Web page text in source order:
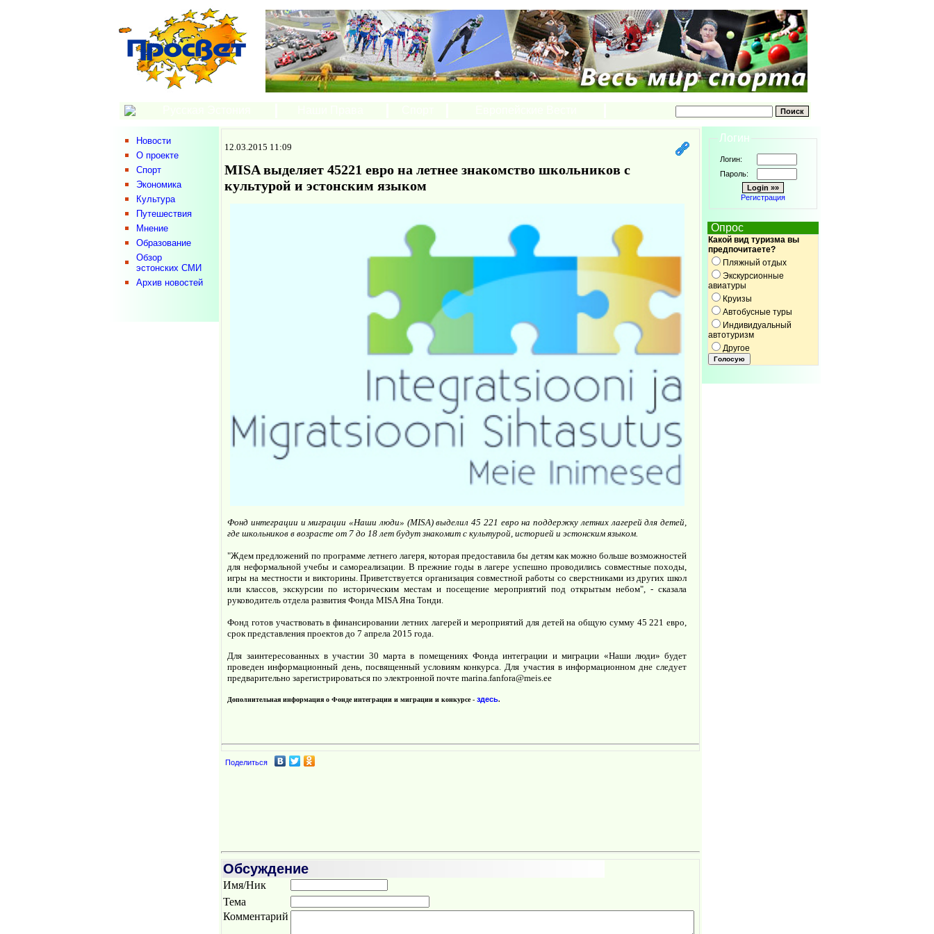
Новости
О проекте
Спорт
Экономика
Культура
Путешествия
Мнение
Образование
Обзор
эстонских СМИ
Архив новостей
12.03.2015 11:09
MISA выделяет 45221 евро на летнее знакомство школьников с
культурой и эстонским языком
Фонд интеграции и миграции «Наши люди» (MISA) выделил 45 221 евро на поддержку летних лагерей для детей,
где школьников в возрасте от 7 до 18 лет будут знакомит с культурой, историей и эстонским языком.
"Ждем предложений по программе летнего лагеря, которая предоставила бы детям как можно больше возможностей
для неформальной учебы и самореализации. В прежние годы в лагере успешно проводились совместные походы,
игры на местности и викторины. Приветствуется организация совместной работы со сверстниками из других школ
или классов, экскурсии по историческим местам и посещение мероприятий под открытым небом", - сказала
руководитель отдела развития Фонда MISA Яна Тонди.
Фонд готов участвовать в финансировании летних лагерей и мероприятий для детей на общую сумму 45 221 евро,
срок представления проектов до 7 апрела 2015 года.
Для заинтересованных в участии 30 марта в помещениях Фонда интеграции и миграции «Наши люди» будет
проведен информационный день, посвященный условиям конкурса. Для участия в информационном дне следует
предварительно зарегистрироваться по электронной почте marina.fanfora@meis.ee
Дополнительная информация о Фонде интеграции и миграции и конкурсе -здесь.
Поделиться
Обсуждение
Имя/Ник
Тема
Комментарий
Логин
Логин:
Пароль:
Регистрация
Опрос
Какой вид туризма вы
предпочитаете?
Пляжный отдых
Экскурсионные
авиатуры
Круизы
Автобусные туры
Индивидуальный
автотуризм
Другое